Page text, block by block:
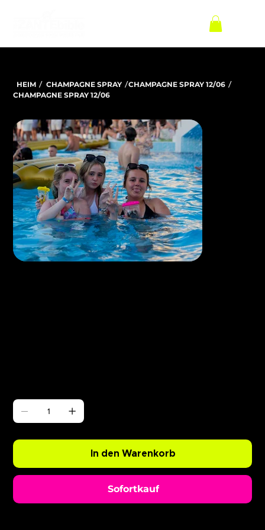
HEIM / CHAMPAGNE SPRAY /CHAMPAGNE SPRAY 12/06 /
CHAMPAGNE SPRAY 12/06
In den Warenkorb
Sofortkauf